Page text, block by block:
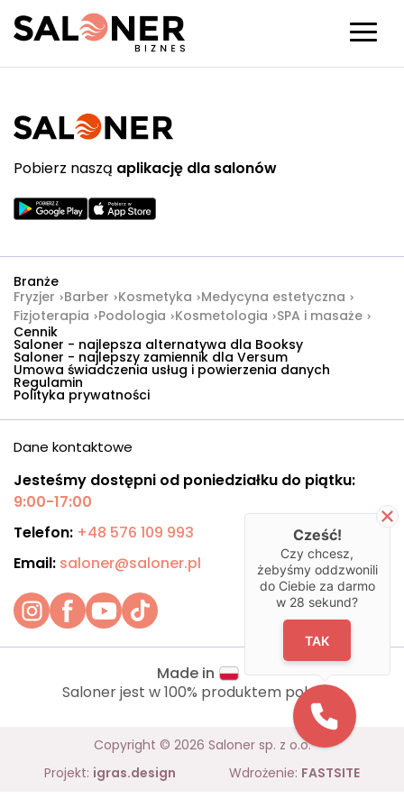
Pobierz naszą aplikację dla salonów
Branże
Fryzjer Barber Kosmetyka Medycyna estetyczna
Fizjoterapia Podologia Kosmetologia SPA i masaże
Cennik
Saloner - najlepsza alternatywa dla Booksy
Saloner - najlepszy zamiennik dla Versum
Umowa świadczenia usług i powierzenia danych
Regulamin
Polityka prywatności
Dane kontaktowe
Jesteśmy dostępni od poniedziałku do piątku:
9:00-17:00
Telefon: +48 576 109 993
Email: saloner@saloner.pl
Made in
Saloner jest w 100% produktem polskim.
Copyright © 2026 Saloner sp. z o.o.
Projekt: igras.design Wdrożenie: FASTSITE
Cześć!
Czy chcesz,
żebyśmy oddzwonili
do Ciebie za darmo
w 28 sekund?
TAK